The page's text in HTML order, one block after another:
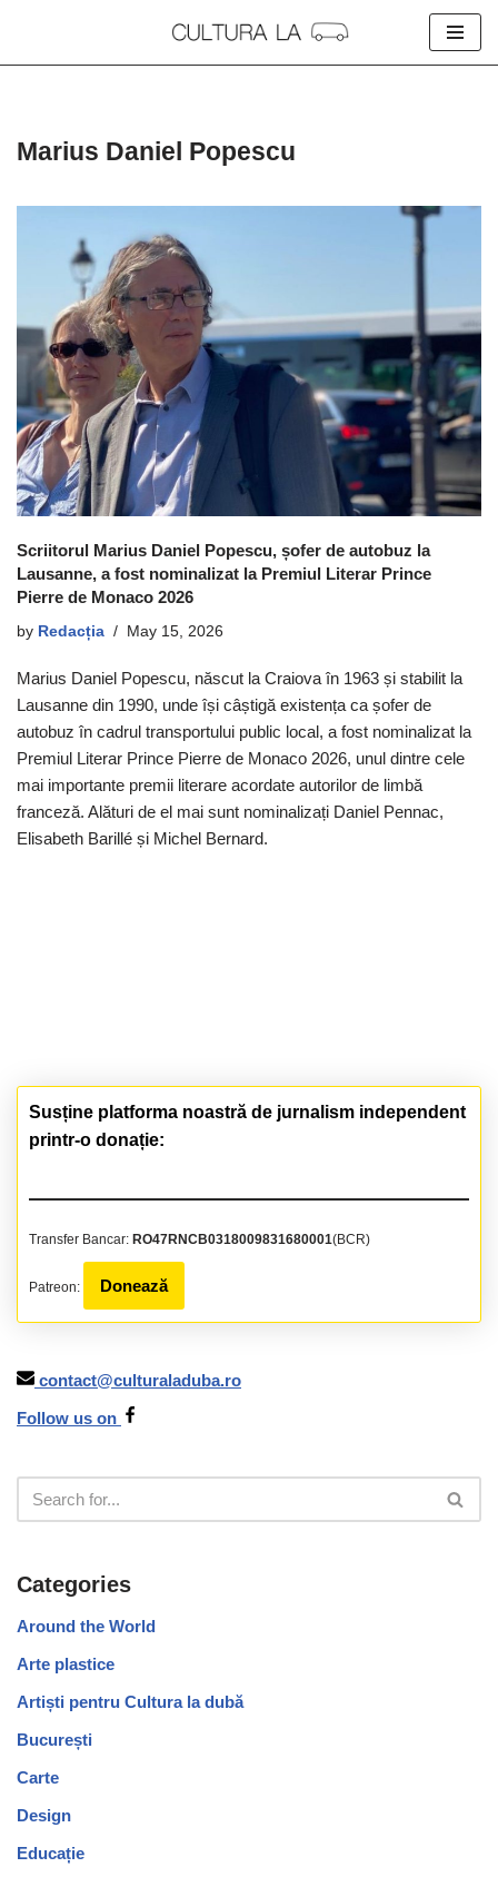
Marius Daniel Popescu
Scriitorul Marius Daniel Popescu, șofer de autobuz la
Lausanne, a fost nominalizat la Premiul Literar Prince
Pierre de Monaco 2026
by Redacția May 15, 2026
Marius Daniel Popescu, născut la Craiova în 1963 și stabilit la
Lausanne din 1990, unde își câștigă existența ca șofer de
autobuz în cadrul transportului public local, a fost nominalizat la
Premiul Literar Prince Pierre de Monaco 2026, unul dintre cele
mai importante premii literare acordate autorilor de limbă
franceză. Alături de el mai sunt nominalizați Daniel Pennac,
Elisabeth Barillé și Michel Bernard.
Susține platforma noastră de jurnalism independent
printr-o donație:
Transfer Bancar: RO47RNCB0318009831680001(BCR)
Patreon: Donează
contact@culturaladuba.ro
Follow us on
Categories
Around the World
Arte plastice
Artiști pentru Cultura la dubă
București
Carte
Design
Educație